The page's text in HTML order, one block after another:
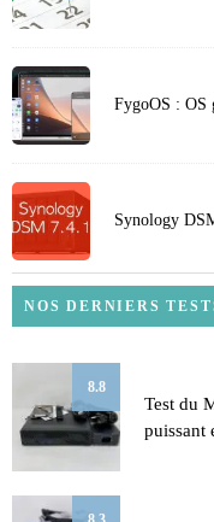
FygoOS :
Synology
NOS DERNIERS
8.8
Test du
puissant